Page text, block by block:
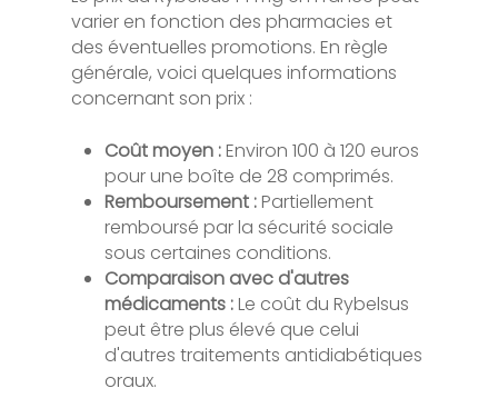
varier en fonction des pharmacies et
des éventuelles promotions. En règle
générale, voici quelques informations
concernant son prix :
Coût moyen :Environ 100 à 120 euros
pour une boîte de 28 comprimés.
Remboursement :Partiellement
remboursé par la sécurité sociale
sous certaines conditions.
Comparaison avec d'autres
médicaments :Le coût du Rybelsus
peut être plus élevé que celui
d'autres traitements antidiabétiques
oraux.